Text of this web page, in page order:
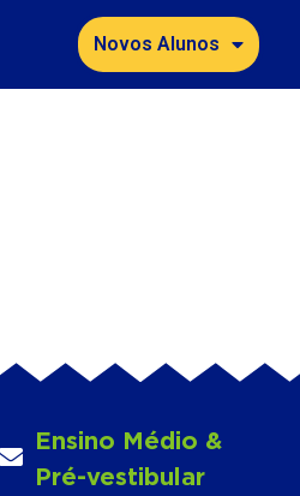
Novos Alunos
Ensino Médio &
Pré-vestibular